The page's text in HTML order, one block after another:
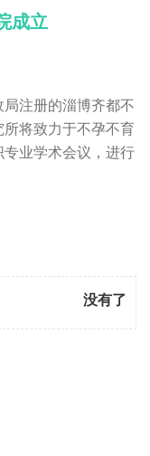
成立
注册的淄博齐都不
将致力于不孕不育
业学术会议，进行
没有了